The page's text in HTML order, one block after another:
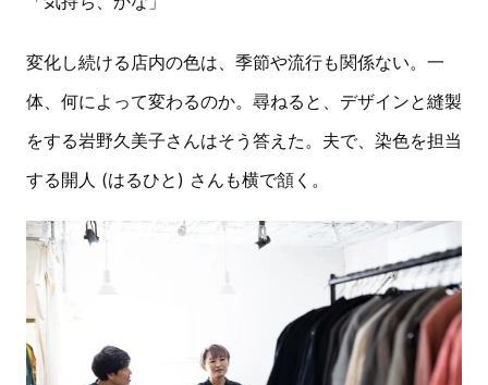
変化し続ける店内の色は、季節や流行も関係ない。一
体、何によって変わるのか。尋ねると、デザインと縫製
をする岩野久美子さんはそう答えた。夫で、染色を担当
する開人 (はるひと) さんも横で頷く。